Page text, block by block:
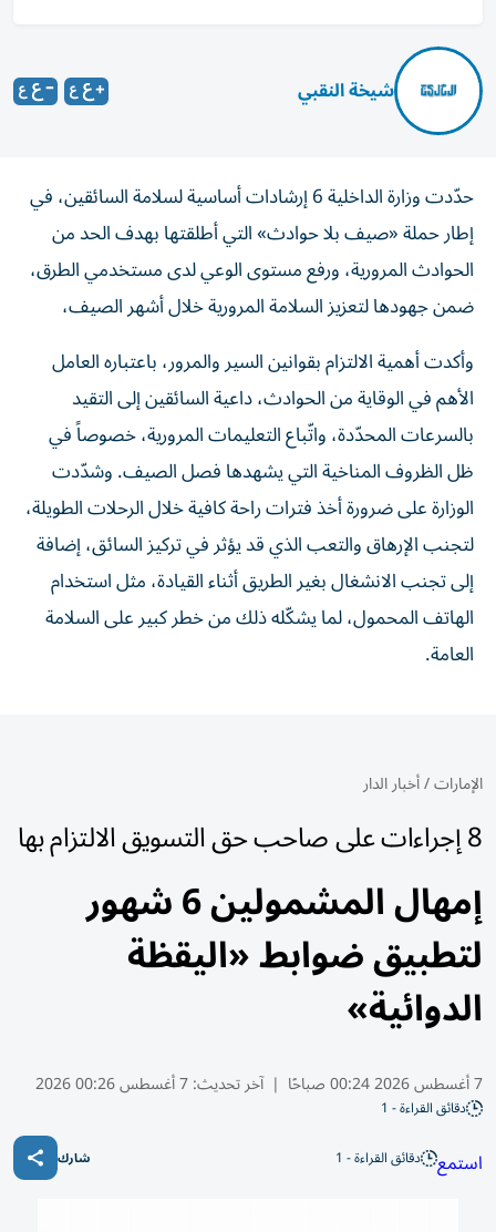
شيخة النقبي
حدّدت وزارة الداخلية 6 إرشادات أساسية لسلامة السائقين، في
إطار حملة «صيف بلا حوادث» التي أطلقتها بهدف الحد من
الحوادث المرورية، ورفع مستوى الوعي لدى مستخدمي الطرق،
ضمن جهودها لتعزيز السلامة المرورية خلال أشهر الصيف،
وأكدت أهمية الالتزام بقوانين السير والمرور، باعتباره العامل
الأهم في الوقاية من الحوادث، داعية السائقين إلى التقيد
بالسرعات المحدّدة، واتّباع التعليمات المرورية، خصوصاً في
ظل الظروف المناخية التي يشهدها فصل الصيف. وشدّدت
الوزارة على ضرورة أخذ فترات راحة كافية خلال الرحلات الطويلة،
لتجنب الإرهاق والتعب الذي قد يؤثر في تركيز السائق، إضافة
إلى تجنب الانشغال بغير الطريق أثناء القيادة، مثل استخدام
الهاتف المحمول، لما يشكّله ذلك من خطر كبير على السلامة
العامة.
الإمارات/أخبار الدار
8 إجراءات على صاحب حق التسويق الالتزام بها
إمهال المشمولين 6 شهور
لتطبيق ضوابط «اليقظة
الدوائية»
7 أغسطس 2026 00:24 صباحًا | آخر تحديث:7 أغسطس 00:26 2026
دقائق القراءة - 1
استمع دقائق القراءة - 1 شارك